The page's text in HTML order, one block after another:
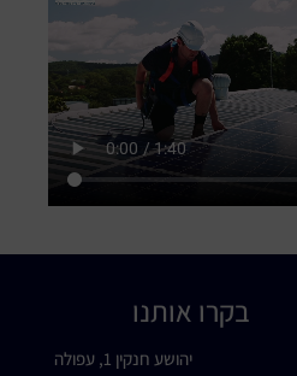
בקרו אותנו
יהושע חנקין 1, עפולה